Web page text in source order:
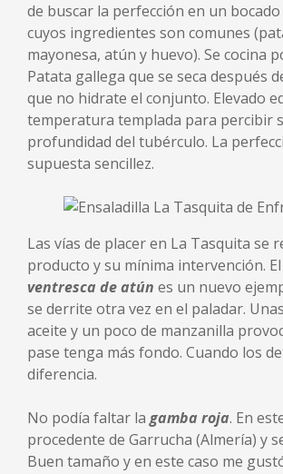
de buscar la perfección en un
cuyos ingredientes son comunes
mayonesa, atún y huevo). Se cocina
Patata gallega que se seca después
que no hidrate el conjunto. Elevado
temperatura templada para percibir
profundidad del tubérculo. La
supuesta sencillez.
Las vías de placer en La Tasquita se
producto y su mínima intervención. El
ventresca de atún es un nuevo
se derrite otra vez en el paladar.
aceite y un poco de manzanilla
pase tenga más fondo. Cuando los
diferencia.
No podía faltar la gamba roja. En
procedente de Garrucha (Almería) y
Buen tamaño y en este caso me